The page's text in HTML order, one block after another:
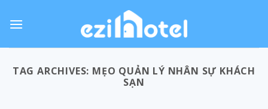
TAG ARCHIVES: MẸO QUẢN LÝ NHÂN SỰ KHÁCH
SẠN